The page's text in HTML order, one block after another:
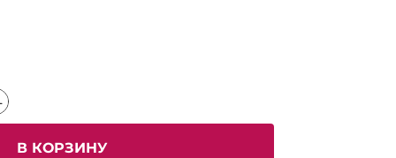
В КОРЗИНУ